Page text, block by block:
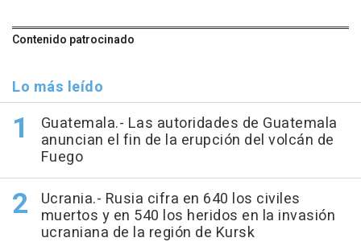
Contenido patrocinado
Lo más leído
Guatemala.- Las autoridades de Guatemala
anuncian el fin de la erupción del volcán de
Fuego
Ucrania.- Rusia cifra en 640 los civiles
muertos y en 540 los heridos en la invasión
ucraniana de la región de Kursk